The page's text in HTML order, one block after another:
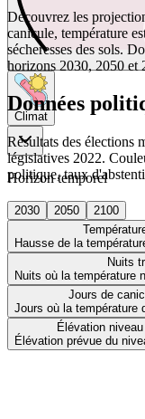
Climat
Horizon temporel
2030 2050
2100
Hausse de la
Nuits
Nuits où la température
Jours de
Jours où la température
Élévation
Élévation prévue du
Découvrez les
canicule, température
sécheresses des sols.
horizons 2030, 2050 et
Données
Résultats des élections
législatives 2022.
politique, taux